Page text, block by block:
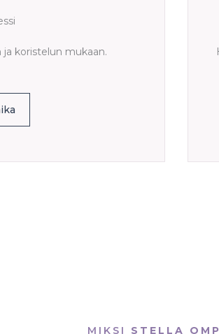
koristelun mukaan.
MIKSI STELLA